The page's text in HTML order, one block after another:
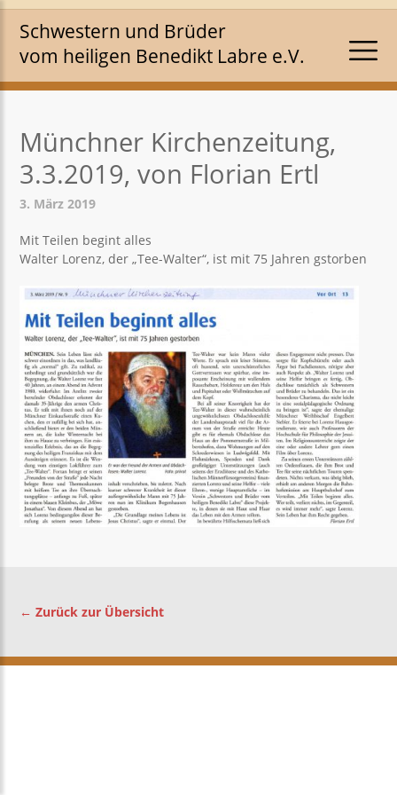
Schwestern und Brüder
vom heiligen Benedikt Labre e.V.
Münchner Kirchenzeitung,
3.3.2019, von Florian Ertl
3. März 2019
Mit Teilen begint alles
Walter Lorenz, der „Tee-Walter“, ist mit 75 Jahren gstorben
← Zurück zur Übersicht